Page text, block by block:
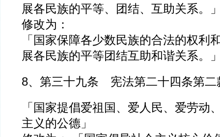
展各民族的平等、团结、互助关系。
修改为：
「国家保障各少数民族的合法的权利
展各民族的平等团结互助和谐关系。
8、第三十九条 宪法第二十四条第
「国家提倡爱祖国、爱人民、爱劳动
主义的公德」